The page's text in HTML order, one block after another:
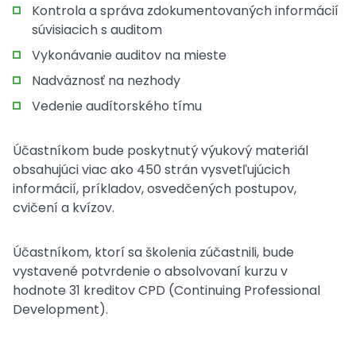
Kontrola a správa zdokumentovaných informácií
súvisiacich s auditom
Vykonávanie auditov na mieste
Nadväznosť na nezhody
Vedenie audítorského tímu
Účastníkom bude poskytnutý výukový materiál
obsahujúci viac ako 450 strán vysvetľujúcich
informácií, príkladov, osvedčených postupov,
cvičení a kvízov.
Účastníkom, ktorí sa školenia zúčastnili, bude
vystavené potvrdenie o absolvovaní kurzu v
hodnote 31 kreditov CPD (Continuing Professional
Development).